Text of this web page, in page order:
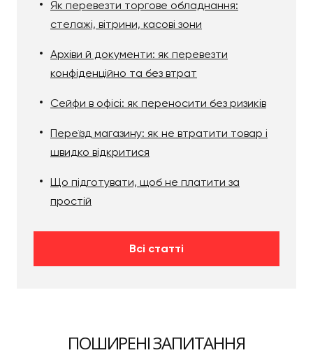
Як перевезти торгове обладнання:
стелажі, вітрини, касові зони
Архіви й документи: як перевезти
конфіденційно та без втрат
Сейфи в офісі: як переносити без ризиків
Переїзд магазину: як не втратити товар і
швидко відкритися
Що підготувати, щоб не платити за
простій
Всі статті
ПОШИРЕНІ ЗАПИТАННЯ